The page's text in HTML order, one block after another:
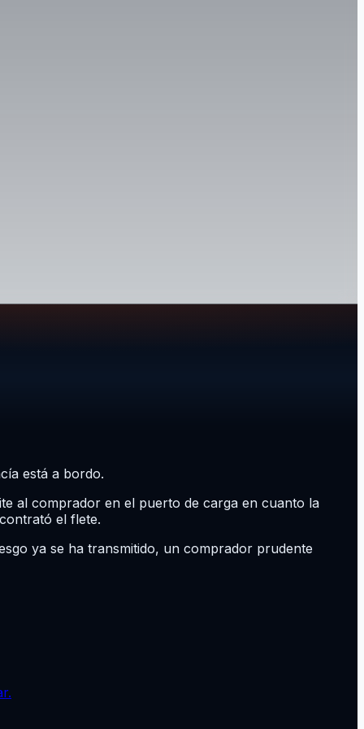
está a bordo.
al comprador en el puerto de carga en cuanto la
el flete.
ya se ha transmitido, un comprador prudente